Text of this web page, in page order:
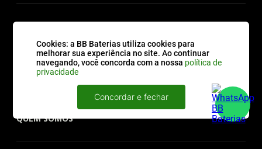
Cookies: a BB Baterias utiliza cookies para
melhorar sua experiência no site. Ao continuar
navegando, você concorda com a nossa política de
privacidade
Concordar e fechar
CATEGORIAS
ATENDIMENTO
QUEM SOMOS